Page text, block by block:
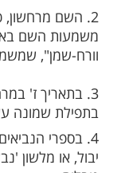
עוד תוכן
החודש
השמיני
ממצרים.